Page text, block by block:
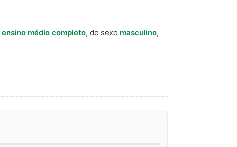
ensino médio completo, do sexo masculino,